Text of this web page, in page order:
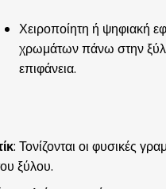
Χειροποίητη ή ψηφιακή
χρωμάτων πάνω στην
επιφάνεια.
: Τονίζονται οι φυσικές
ξύλου.